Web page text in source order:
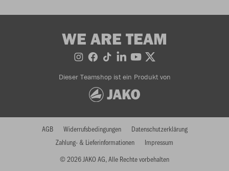
WE ARE TEAM
Dieser Teamshop ist ein Produkt von
© 2026 JAKO AG, Alle Rechte vorbehalten
AGB Widerrufsbedingungen
Datenschutzerklärung
Zahlung- & Lieferinformationen
Impressum